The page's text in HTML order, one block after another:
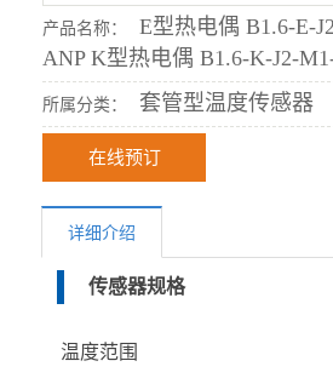
产品名称：
E型热电偶 B1.6-E-
ANP K型热电偶 B1.6-K-J2-
所属分类： 套管型温度传感器
在线预订
详细介绍
传感器规格
温度范围